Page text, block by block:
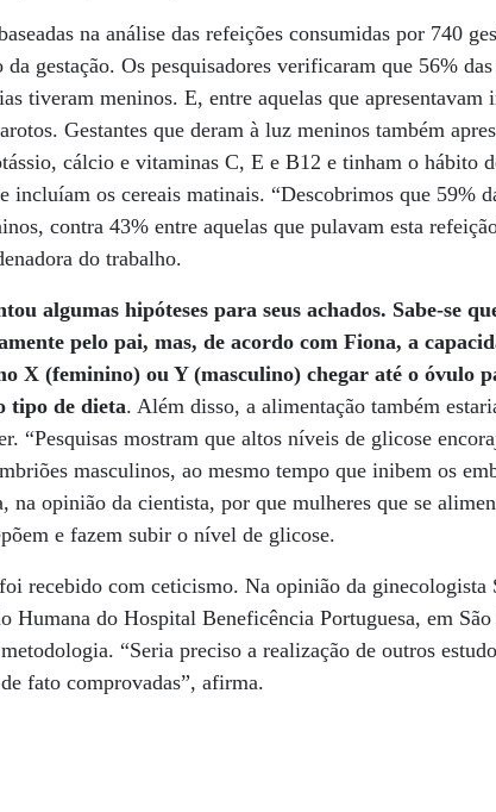
na análise das refeições consumidas por 740
gestação. Os pesquisadores verificaram que 56%
tiveram meninos. E, entre aquelas que apresentavam
Gestantes que deram à luz meninos também
cálcio e vitaminas C, E e B12 e tinham o hábito
incluíam os cereais matinais. “Descobrimos que 59%
contra 43% entre aquelas que pulavam esta
do trabalho.
algumas hipóteses para seus achados. Sabe-se
pelo pai, mas, de acordo com Fiona, a
X (feminino) ou Y (masculino) chegar até o óvulo
tipo de dieta. Além disso, a alimentação também
“Pesquisas mostram que altos níveis de glicose
masculinos, ao mesmo tempo que inibem os
na opinião da cientista, por que mulheres que se
e fazem subir o nível de glicose.
recebido com ceticismo. Na opinião da ginecologista
Humana do Hospital Beneficência Portuguesa, em São
“Seria preciso a realização de outros
fato comprovadas”, afirma.